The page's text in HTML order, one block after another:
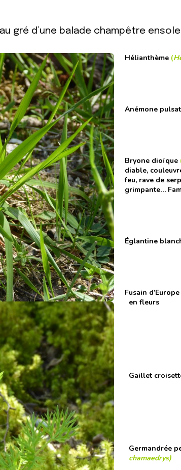
gré d’une balade champêtre
Hélianthème (
Anémone
Bryone dioïque
diable,
feu, rave de
grimpante…
Églantine
Fusain d’Europe
en fleurs
Gaillet
Germandrée
chamaedrys)